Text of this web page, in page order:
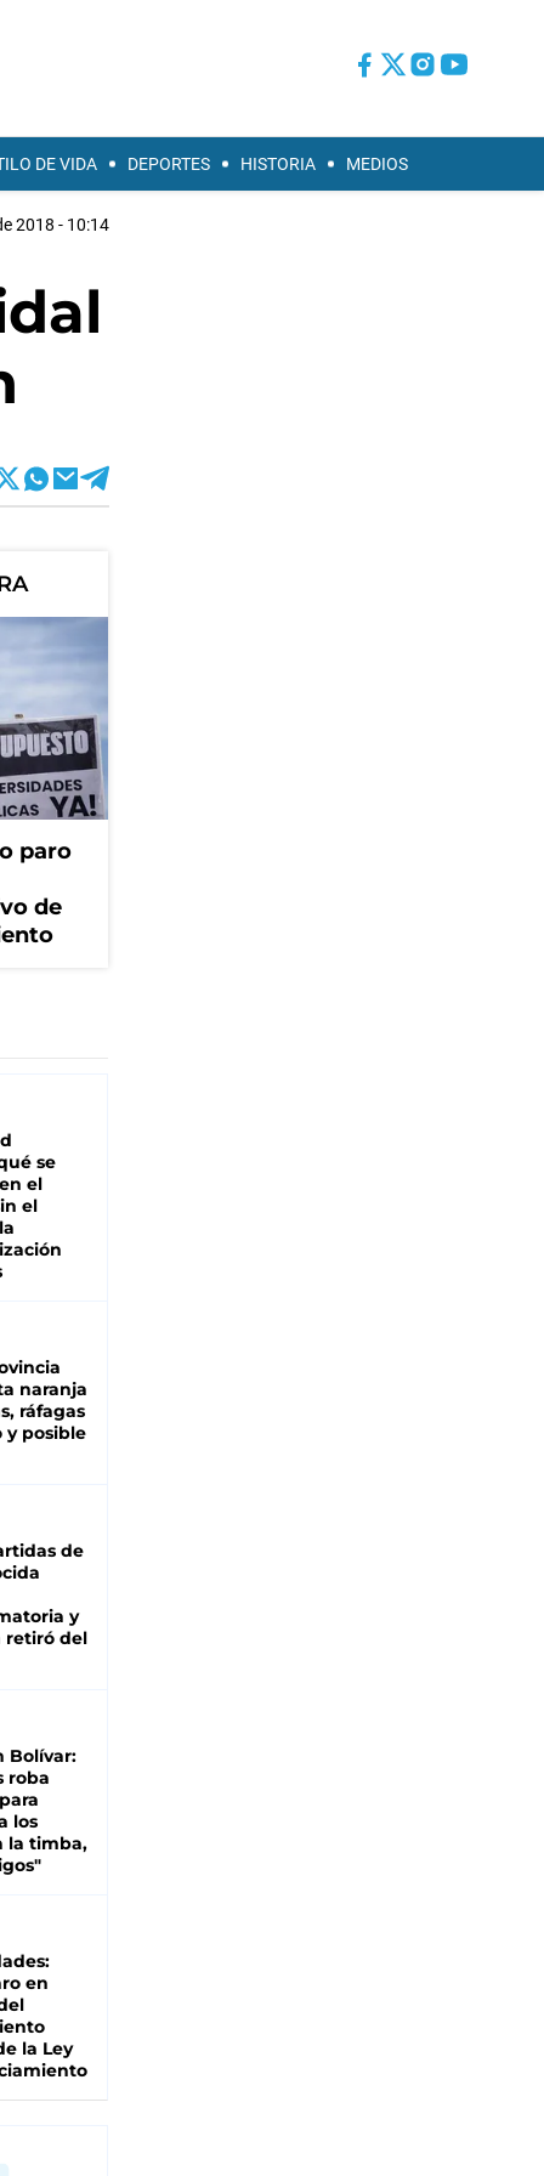
DE VIDA DEPORTES HISTORIA MEDIOS
2018 - 10:14
paro
de
se
el
el
naranja
ráfagas
y posible
de
y
retiró del
Bolívar:
roba
los
la timba,
en
la Ley